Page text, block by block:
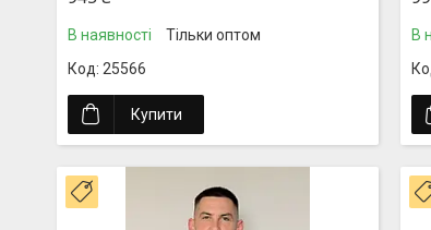
В наявності
Тільки оптом
25566
Купити
В